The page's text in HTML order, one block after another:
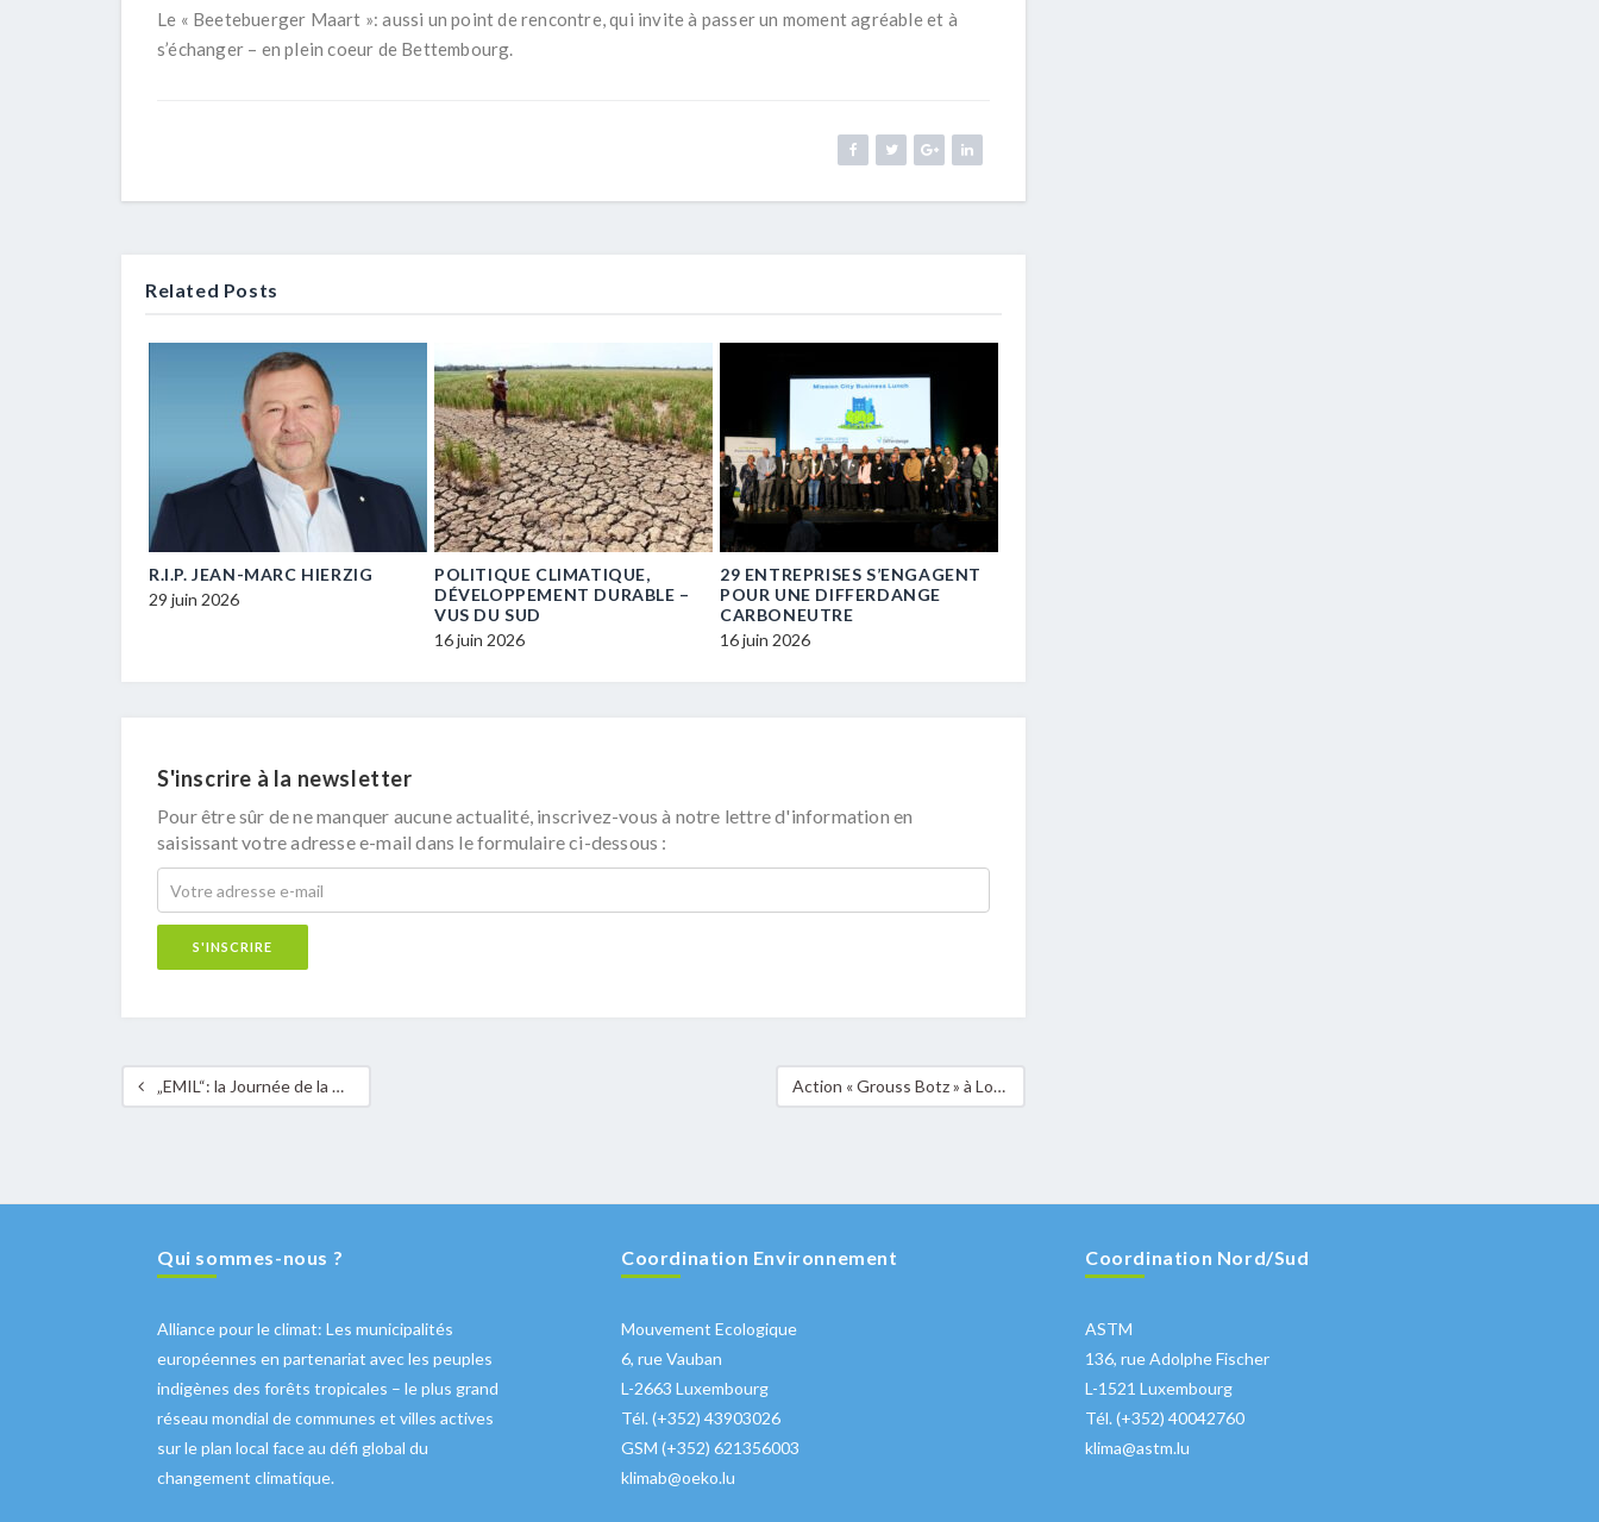
Le « Beetebuerger Maart »: aussi un point de rencontre, qui invite à passer un moment agréable et à
s’échanger – en plein coeur de Bettembourg.
Related Posts
R.I.P. JEAN-MARC HIERZIG
29 juin 2026
POLITIQUE CLIMATIQUE,
DÉVELOPPEMENT DURABLE –
VUS DU SUD
16 juin 2026
29 ENTREPRISES S’ENGAGENT
POUR UNE DIFFERDANGE
CARBONEUTRE
16 juin 2026
S'inscrire à la newsletter
Pour être sûr de ne manquer aucune actualité, inscrivez-vous à notre lettre d'information en
saisissant votre adresse e-mail dans le formulaire ci-dessous :
„EMIL“: la Journée de la Nature et de l’Environnement Action « Grouss Botz » à Lorentzweiler en avril 2017
Qui sommes-nous ?
Alliance pour le climat: Les municipalités
européennes en partenariat avec les peuples
indigènes des forêts tropicales – le plus grand
réseau mondial de communes et villes actives
sur le plan local face au défi global du
changement climatique.
Coordination Environnement
Mouvement Ecologique
6, rue Vauban
L-2663 Luxembourg
Tél. (+352) 43903026
GSM (+352) 621356003
klimab@oeko.lu
Coordination Nord/Sud
ASTM
136, rue Adolphe Fischer
L-1521 Luxembourg
Tél. (+352) 40042760
klima@astm.lu